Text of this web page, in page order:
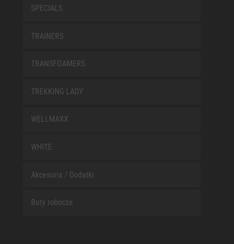
SPECIALS
TRAINERS
TRANSFOAMERS
TREKKING LADY
WELLMAXX
WHITE
Akcesoria / Dodatki
Buty robocze